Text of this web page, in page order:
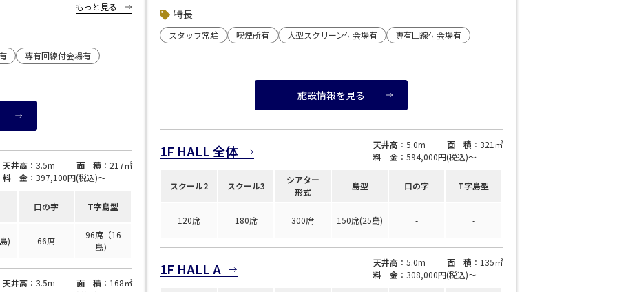
索ください。
href="https://www.s-
道路整備保全公社 管理運営サ
もっと見る
専有回線付会場有
天井高 ：3.5m 面 積 ：217㎡
料 金 ：397,100円(税込)〜
口の字 T字島型
) 66席
96席（16
島）
天井高 ：3.5m 面 積 ：168㎡
<strong><a style="color: blue; text-decoration: underline;" href="https://www.s-
park.jp/">「s-park</a>」</a></strong>（公財）東京都道路整備保全公社 管理運営サイト
</strong>
特長
スタッフ常駐 喫煙所有 大型スクリーン付会場有 専有回線付会場有
施設情報を見る
1F HALL 全体 天井高 ：5.0m 面 積 ：321㎡
料 金 ：594,000円(税込)〜
スクール2 スクール3
シアター
形式
島型 口の字 T字島型
120席 180席 300席 150席(25島) - -
1F HALL A 天井高 ：5.0m 面 積 ：135㎡
料 金 ：308,000円(税込)〜